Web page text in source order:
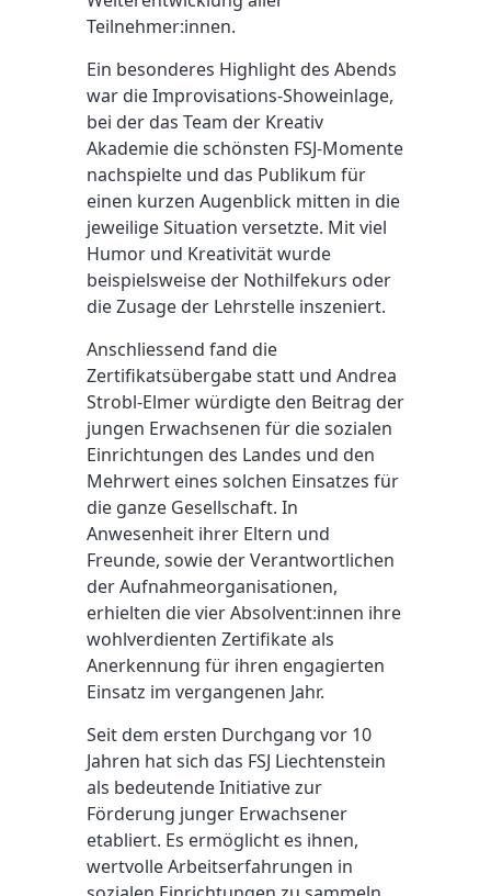
Teilnehmer:innen.
Ein besonderes Highlight des Abends
war die Improvisations-Showeinlage,
bei der das Team der Kreativ
Akademie die schönsten FSJ-Momente
nachspielte und das Publikum für
einen kurzen Augenblick mitten in die
jeweilige Situation versetzte. Mit viel
Humor und Kreativität wurde
beispielsweise der Nothilfekurs oder
die Zusage der Lehrstelle inszeniert.
Anschliessend fand die
Zertifikatsübergabe statt und Andrea
Strobl-Elmer würdigte den Beitrag der
jungen Erwachsenen für die sozialen
Einrichtungen des Landes und den
Mehrwert eines solchen Einsatzes für
die ganze Gesellschaft. In
Anwesenheit ihrer Eltern und
Freunde, sowie der Verantwortlichen
der Aufnahmeorganisationen,
erhielten die vier Absolvent:innen ihre
wohlverdienten Zertifikate als
Anerkennung für ihren engagierten
Einsatz im vergangenen Jahr.
Seit dem ersten Durchgang vor 10
Jahren hat sich das FSJ Liechtenstein
als bedeutende Initiative zur
Förderung junger Erwachsener
etabliert. Es ermöglicht es ihnen,
wertvolle Arbeitserfahrungen in